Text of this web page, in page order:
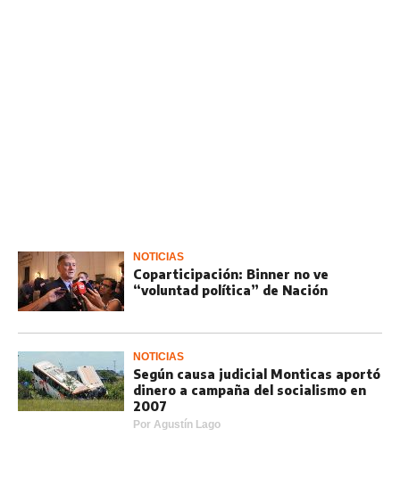
NOTICIAS
Coparticipación: Binner no ve
“voluntad política” de Nación
NOTICIAS
Según causa judicial Monticas aportó
dinero a campaña del socialismo en
2007
Por Agustín Lago